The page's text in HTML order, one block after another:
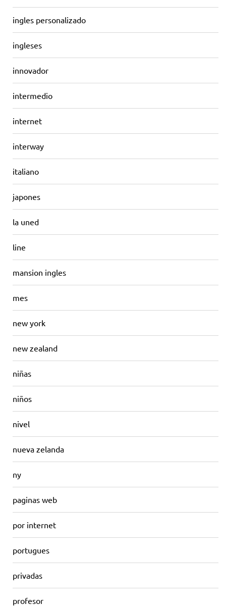
ingles personalizado
ingleses
innovador
intermedio
internet
interway
italiano
japones
la uned
line
mansion ingles
mes
new york
new zealand
niñas
niños
nivel
nueva zelanda
ny
paginas web
por internet
portugues
privadas
profesor